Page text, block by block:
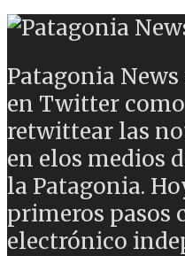
Patagonia
en Twitter
retwittear las
en elos medios
la Patagonia.
primeros pasos
electrónico